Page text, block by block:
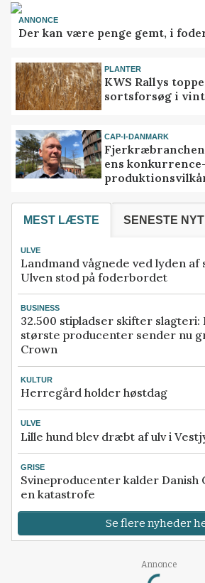
ANNONCE
Der kan være penge gemt, i
PLANTER
KWS Rallys
sortsforsøg i
CAP-I-DANMARK
ens
MEST LÆSTE SENESTE NYT
ULVE
Landmand vågnede ved lyden
Ulven stod på foderbordet
BUSINESS
32.500 stipladser skifter slagteri:
største producenter sender nu
Crown
KULTUR
Herregård holder høstdag
ULVE
Lille hund blev dræbt af ulv i
GRISE
Svineproducenter kalder Danish
en katastrofe
Se flere nyheder
Annonce
Loading...